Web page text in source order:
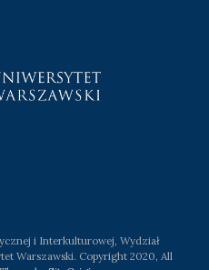
i Interkulturowej, Wydział
Warszawski. Copyright 2020, All